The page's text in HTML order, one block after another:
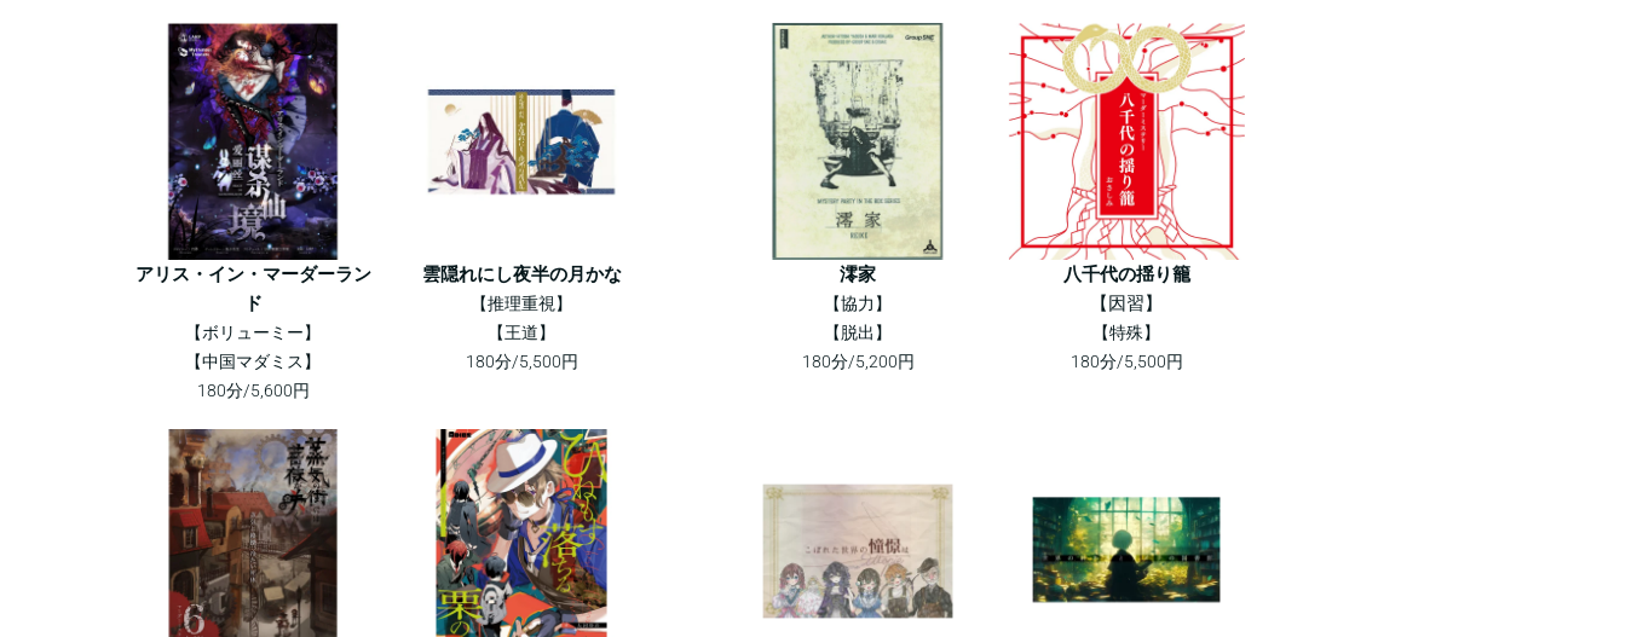
アリス・イン・マーダーラン
ド
【ボリューミー】
【中国マダミス】
180分/5,600円
雲隠れにし夜半の月かな
【推理重視】
【王道】
180分/5,500円
澪家
【協力】
【脱出】
180分/5,200円
八千代の揺り籠
【因習】
【特殊】
180分/5,500円